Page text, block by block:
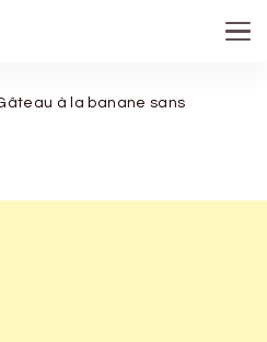
à la banane sans